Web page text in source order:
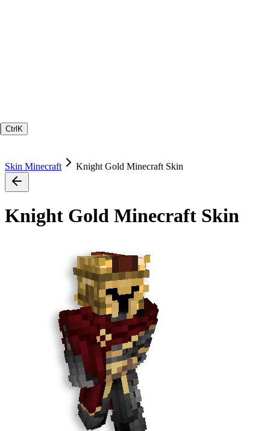
Ctrl K
Skin Minecraft Knight Gold Minecraft Skin
Knight Gold Minecraft Skin